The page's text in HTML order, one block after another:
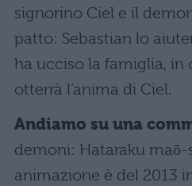
signorino Ciel e il
patto: Sebastian lo
ha ucciso la famiglia, in
otterrà l’anima di Ciel.
Andiamo su una
demoni: Hataraku maō-
animazione è del 2013